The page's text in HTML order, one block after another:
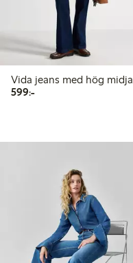
Vida jeans med hög midja
599:-599,00 kr